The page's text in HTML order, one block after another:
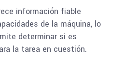
información fiable
de la máquina, lo
determinar si es
la tarea en cuestión.